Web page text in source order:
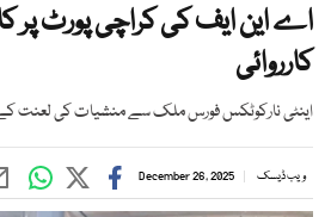
اے این ایف کی کراچی پورٹ پر
کارروائی
اینٹی نارکوٹکس فورس ملک سے منشیات کی لعنت
ویب ڈیسک December 26, 2025